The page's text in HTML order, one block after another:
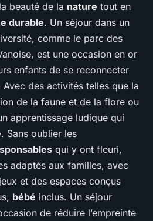
beauté de la nature tout en
durable. Un séjour dans un
comme le parc des
est une occasion en or
enfants de se reconnecter
Avec des activités telles que la
de la faune et de la flore ou
apprentissage ludique qui
. Sans oublier les
qui y ont fleuri,
adaptés aux familles, avec
et des espaces conçus
bébé inclus. Un séjour
de réduire l’empreinte